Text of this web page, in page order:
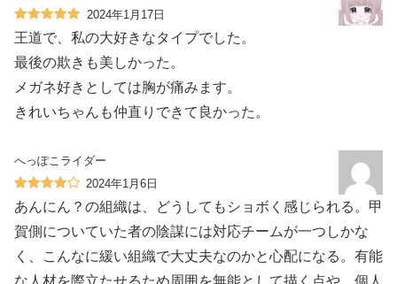
2024年1月17日
王道で、私の大好きなタイプでした。
最後の欺きも美しかった。
メガネ好きとしては胸が痛みます。
きれいちゃんも仲直りできて良かった。
へっぽこライダー
2024年1月6日
あんにん？の組織は、どうしてもショボく感じられる。甲
賀側についていた者の陰謀には対応チームが一つしかな
く、こんなに緩い組織で大丈夫なのかと心配になる。有能
な人材を際立たせるため周囲を無能として描く点や、個人